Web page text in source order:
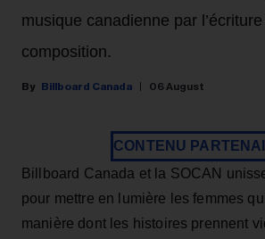
musique canadienne par
composition.
Billboard Canada 06 August
CONTENU
Billboard Canada et la SOCAN
pour mettre en lumière les femmes
manière dont les histoires prennent